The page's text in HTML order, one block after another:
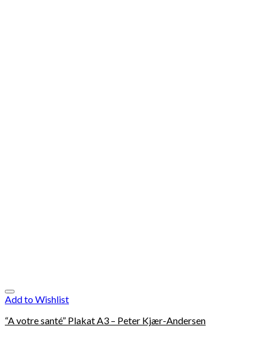
Add to Wishlist
“A votre santé” Plakat A3 – Peter Kjær-Andersen